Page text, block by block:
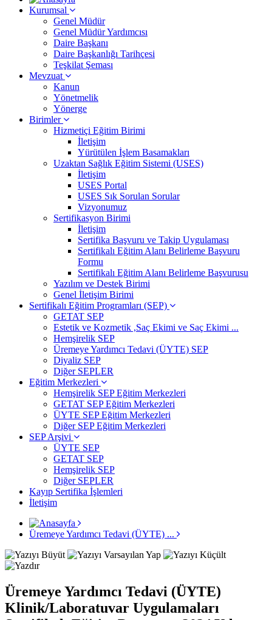
Kurumsal
Genel Müdür
Genel Müdür Yardımcısı
Daire Başkanı
Daire Başkanlığı Tarihçesi
Teşkilat Şeması
Mevzuat
Kanun
Yönetmelik
Yönerge
Birimler
Hizmetiçi Eğitim Birimi
İletişim
Yürütülen İşlem Basamakları
Uzaktan Sağlık Eğitim Sistemi (USES)
İletişim
USES Portal
USES Sık Sorulan Sorular
Vizyonumuz
Sertifikasyon Birimi
İletişim
Sertifika Başvuru ve Takip Uygulaması
Sertifikalı Eğitim Alanı Belirleme Başvuru
Formu
Sertifikalı Eğitim Alanı Belirleme Başvurusu
Yazılım ve Destek Birimi
Genel İletişim Birimi
Sertifikalı Eğitim Programları (SEP)
GETAT SEP
Estetik ve Kozmetik ,Saç Ekimi ve Saç Ekimi ...
Hemşirelik SEP
Üremeye Yardımcı Tedavi (ÜYTE) SEP
Diyaliz SEP
Diğer SEPLER
Eğitim Merkezleri
Hemşirelik SEP Eğitim Merkezleri
GETAT SEP Eğitim Merkezleri
ÜYTE SEP Eğitim Merkezleri
Diğer SEP Eğitim Merkezleri
SEP Arşivi
ÜYTE SEP
GETAT SEP
Hemşirelik SEP
Diğer SEPLER
Kayıp Sertifika İşlemleri
İletişim
Üremeye Yardımcı Tedavi (ÜYTE) ...
Üremeye Yardımcı Tedavi (ÜYTE)
Klinik/Laboratuvar Uygulamaları